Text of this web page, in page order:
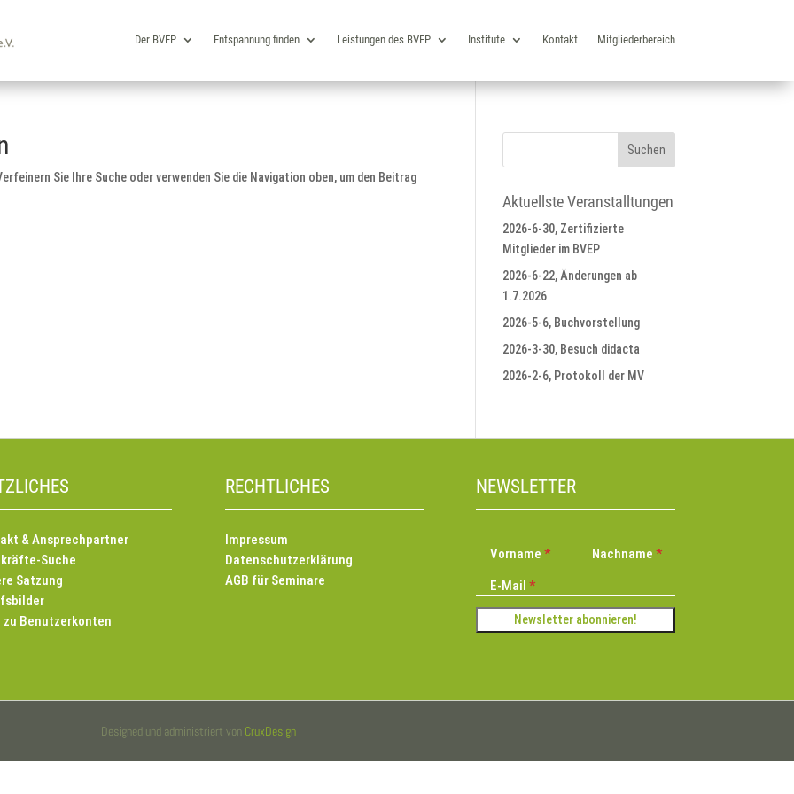
Der BVEP Entspannung finden Leistungen des BVEP Institute Kontakt Mitgliederbereich
Sie Ihre Suche oder verwenden Sie die Navigation oben, um den Beitrag
Aktuellste Veranstalltungen
2026-6-30, Zertifizierte
Mitglieder im BVEP
2026-6-22, Änderungen ab
1.7.2026
2026-5-6, Buchvorstellung
2026-3-30, Besuch didacta
2026-2-6, Protokoll der MV
& Ansprechpartner
Suche
Satzung
Benutzerkonten
RECHTLICHES
Impressum
Datenschutzerklärung
AGB für Seminare
NEWSLETTER
Vorname
Nachname
E-Mail
Designed und administriert von CruxDesign